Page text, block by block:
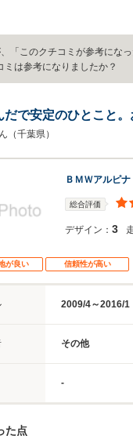
「このクチコミが参考になっ
ミは参考になりましたか？
だで安定のひとこと
（千葉県）
ＢＭＷアルピ
総合評価
デザイン： 3
が良い 信頼性が高い
2009/4～2016/1
その他
-
た点